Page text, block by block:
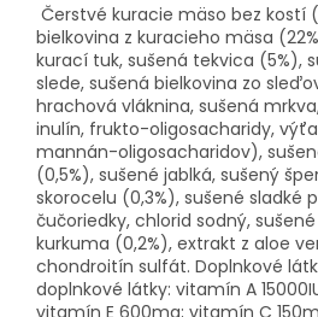
Čerstvé kuracie mäso bez kostí
bielkovina z kuracieho mäsa
kurací tuk, sušená tekvica (5%),
slede, sušená bielkovina zo
hrachová vláknina, sušená
inulín, frukto-oligosacharidy,
mannán-oligosacharidov),
(0,5%), sušené jablká, sušený
skorocelu (0,3%), sušené sladké
čučoriedky, chlorid sodný,
kurkuma (0,2%), extrakt z aloe
chondroitín sulfát. Doplnkové
doplnkové látky: vitamín A
vitamín E 600mg; vitamín C